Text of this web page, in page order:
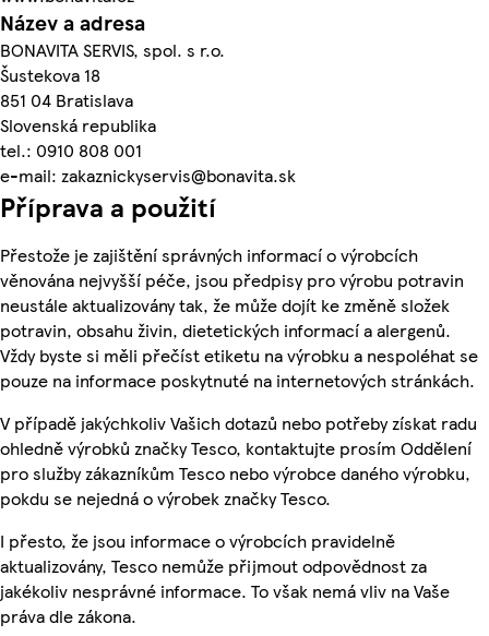
Název a adresa
BONAVITA SERVIS, spol. s r.o.
Šustekova 18
851 04 Bratislava
Slovenská republika
tel.: 0910 808 001
e-mail: zakaznickyservis@bonavita.sk
Příprava a použití
Přestože je zajištění správných informací o výrobcích
věnována nejvyšší péče, jsou předpisy pro výrobu potravin
neustále aktualizovány tak, že může dojít ke změně složek
potravin, obsahu živin, dietetických informací a alergenů.
Vždy byste si měli přečíst etiketu na výrobku a nespoléhat se
pouze na informace poskytnuté na internetových stránkách.
V případě jakýchkoliv Vašich dotazů nebo potřeby získat radu
ohledně výrobků značky Tesco, kontaktujte prosím Oddělení
pro služby zákazníkům Tesco nebo výrobce daného výrobku,
pokdu se nejedná o výrobek značky Tesco.
I přesto, že jsou informace o výrobcích pravidelně
aktualizovány, Tesco nemůže přijmout odpovědnost za
jakékoliv nesprávné informace. To však nemá vliv na Vaše
práva dle zákona.